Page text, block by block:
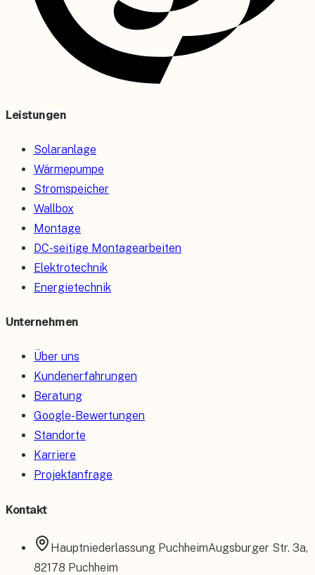
Leistungen
Solaranlage
Wärmepumpe
Stromspeicher
Wallbox
Montage
DC-seitige Montagearbeiten
Elektrotechnik
Energietechnik
Unternehmen
Über uns
Kundenerfahrungen
Beratung
Google-Bewertungen
Standorte
Karriere
Projektanfrage
Kontakt
Hauptniederlassung PuchheimAugsburger Str. 3a,
82178 Puchheim